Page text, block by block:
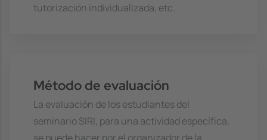
tutorización individualizada, etc.
Método de evaluación
La evaluación de los estudiantes del
seminario SIRI, para una actividad específica,
se puede hacer por el organizador de la